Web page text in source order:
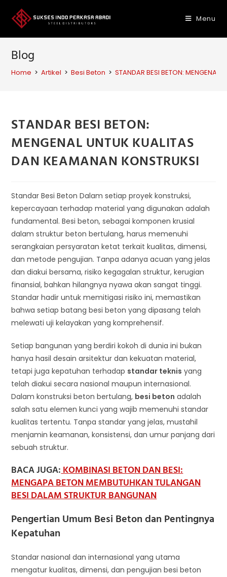
content
Menu
Blog
Home > Artikel > Besi Beton > STANDAR BESI BETON: MENGENAL
STANDAR BESI BETON:
MENGENAL UNTUK KUALITAS
DAN KEAMANAN KONSTRUKSI
Standar Besi Beton Dalam setiap proyek konstruksi,
kepercayaan terhadap material yang digunakan adalah
fundamental. Besi beton, sebagai komponen krusial
dalam struktur beton bertulang, harus memenuhi
serangkaian persyaratan ketat terkait kualitas, dimensi,
dan metode pengujian. Tanpa adanya acuan yang jelas
dan diakui bersama, risiko kegagalan struktur, kerugian
finansial, bahkan hilangnya nyawa akan sangat tinggi.
Standar hadir untuk memitigasi risiko ini, memastikan
bahwa setiap batang besi beton yang dipasang telah
melewati uji kelayakan yang komprehensif.
Setiap bangunan yang berdiri kokoh di dunia ini bukan
hanya hasil desain arsitektur dan kekuatan material,
tetapi juga kepatuhan terhadap standar teknis yang
telah diakui secara nasional maupun internasional.
Dalam konstruksi beton bertulang, besi beton adalah
salah satu elemen kunci yang wajib memenuhi standar
kualitas tertentu. Tanpa standar yang jelas, mustahil
menjamin keamanan, konsistensi, dan umur panjang dari
sebuah struktur.
BACA JUGA:KOMBINASI BETON DAN BESI:
MENGAPA BETON MEMBUTUHKAN TULANGAN
BESI DALAM STRUKTUR BANGUNAN
Pengertian Umum Besi Beton dan Pentingnya
Kepatuhan
Standar nasional dan internasional yang utama
mengatur kualitas, dimensi, dan pengujian besi beton